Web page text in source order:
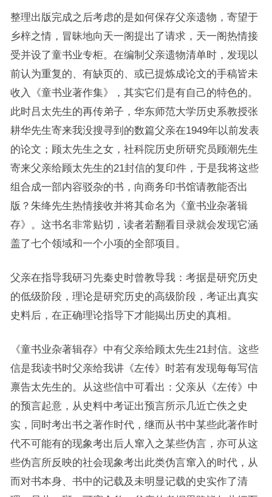
整理出版完成之后考虑的是如何保存父亲遗物，寄望于
乡梓之情，冒昧地向天一阁提出了请求，天一阁热情接
受并设了童书业专柜。在编制父亲遗物清单时，发现以
前认为重复的、有缺页的、或已提炼成论文的手稿皆未
收入《童书业著作集》，其实它们是有自己的特色的。
此时吕太先生的再传弟子，华东师范大学历史系教授张
耕华先生寄来我没搜寻到的数篇父亲在1949年以前发表
的论文；顾太先生之女，社科院历史所研究员顾潮先生
寄来父亲给顾太先生的21封信的复印件，于是我将这些
组合成一部内容驳杂的书，向商务印书馆请教能否出
版？朱绛先生热情接收并将其命名为《童书业杂著辑
存》。这书名非常贴切，读者若翻看目录就会发现它涵
盖了七个领域和一个小项的全部项目。
父亲在指导我研习先秦史时曾教导我：考据是研究历史
的低级阶段，理论是研究历史的高级阶段，考证出真实
史料后，在正确理论指导下才能揭出历史的真相。
《童书业杂著辑存》中有父亲给顾太先生21封信。这些
信是我读书时父亲给我讲《左传》时若有发现每每写信
禀告太先生的。从这些信中可看出：父亲从《左传》中
的预言起意，从史料中考证出预言所示几近亡佚之史
实，同时考出书之著作时代，继而从书中某些此著作时
代不可能有的现象考出后人窜入之某些伪言，亦可从这
些伪言所反映的社会现象考出此类伪言窜入的时代，从
而对书本身、书中的记载及未明显记载的史实作了清